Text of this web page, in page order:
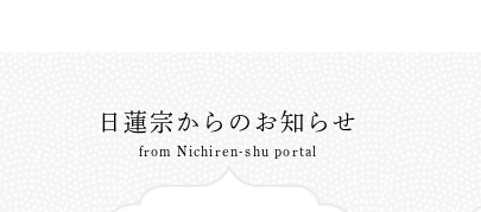
日蓮宗からのお知らせ
from Nichiren-shu portal